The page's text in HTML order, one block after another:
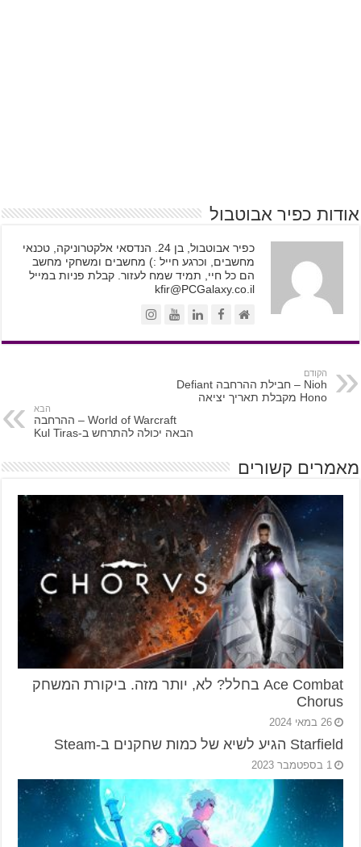
אודות כפיר אבוטבול
כפיר אבוטבול, בן 24. הנדסאי אלקטרוניקה, טכנאי
מחשבים, וכרגע חייל :) מחשבים ומשחקי מחשב
הם כל חיי, תמיד שמח לעזור. קבלת פניות במייל
kfir@PCGalaxy.co.il
הקודם
Nioh – חבילת ההרחבה Defiant
Hono מקבלת תאריך יציאה
הבא
World of Warcraft – ההרחבה
הבאה יכולה להתרחש ב-Kul Tiras
מאמרים קשורים
Ace Combat בחלל? לא, יותר מזה. ביקורת המשחק
Chorus
26 במאי 2024
Starfield הגיע לשיא של כמות שחקנים ב-Steam
1 בספטמבר 2023